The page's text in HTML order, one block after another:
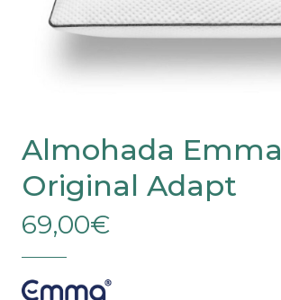
Almohada Emma
Original Adapt
69,00€